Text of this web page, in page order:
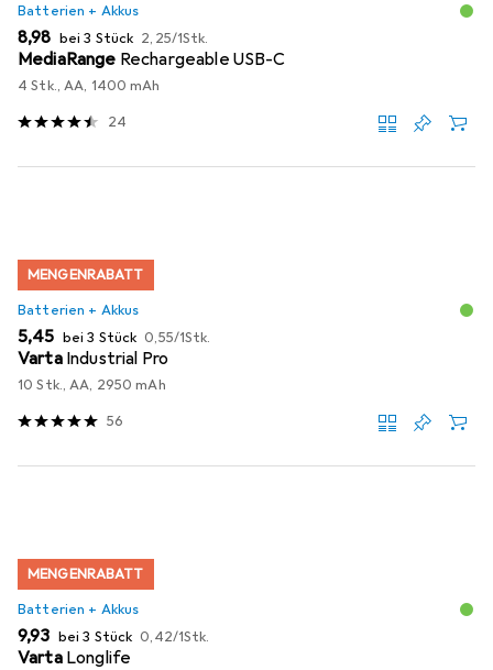
Batterien + Akkus
EUR
8,98 bei 3 Stück EUR
2,25/1Stk.
MediaRange Rechargeable USB-C
4 Stk., AA, 1400 mAh
24
MENGENRABATT
Batterien + Akkus
EUR
5,45 bei 3 Stück EUR
0,55/1Stk.
Varta Industrial Pro
10 Stk., AA, 2950 mAh
56
MENGENRABATT
Batterien + Akkus
EUR
9,93 bei 3 Stück EUR
0,42/1Stk.
Varta Longlife